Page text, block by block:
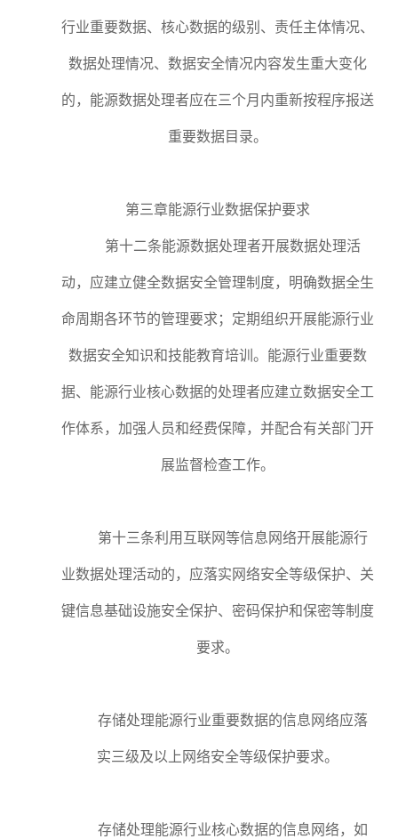
行业重要数据、核心数据的级别、责任主体情况、
数据处理情况、数据安全情况内容发生重大变化
的，能源数据处理者应在三个月内重新按程序报送
重要数据目录。
第三章能源行业数据保护要求
第十二条能源数据处理者开展数据处理活
动，应建立健全数据安全管理制度，明确数据全生
命周期各环节的管理要求；定期组织开展能源行业
数据安全知识和技能教育培训。能源行业重要数
据、能源行业核心数据的处理者应建立数据安全工
作体系，加强人员和经费保障，并配合有关部门开
展监督检查工作。
第十三条利用互联网等信息网络开展能源行
业数据处理活动的，应落实网络安全等级保护、关
键信息基础设施安全保护、密码保护和保密等制度
要求。
存储处理能源行业重要数据的信息网络应落
实三级及以上网络安全等级保护要求。
存储处理能源行业核心数据的信息网络，如